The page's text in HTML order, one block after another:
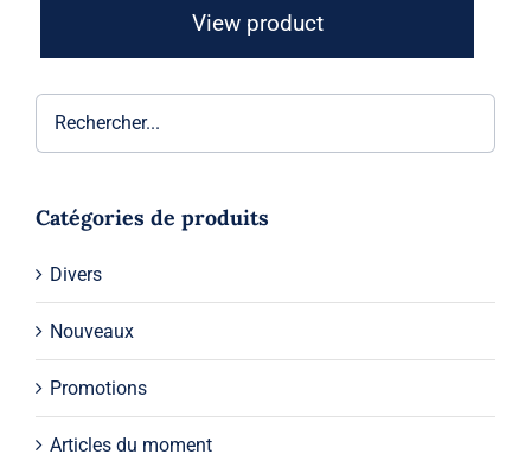
View product
Catégories de produits
Divers
Nouveaux
Promotions
Articles du moment